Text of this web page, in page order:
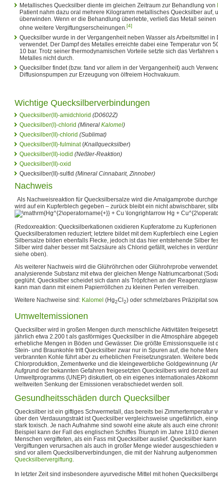
Metallisches Quecksilber diente im gleichen Zeitraum zur Behandlung von
Patient nahm dazu oral mehrere Kilogramm metallisches Quecksilber auf,
überwinden. Wenn er die Behandlung überlebte, verließ das Metall
ohne weitere Vergiftungserscheinungen.[4]
Quecksilber wurde in der Vergangenheit neben Wasser als Arbeitsmittel in
verwendet. Der Dampf des Metalles erreichte dabei eine Temperatur von
10 bar. Trotz seiner thermodynamischen Vorteile setzte sich das Verfahren
Metalles nicht durch.
Quecksilber findet (bzw. fand vor allem in der Vergangenheit) auch
Diffusionspumpen zur Erzeugung von ölfreiem Hochvakuum.
Wichtige Quecksilberverbindungen
Quecksilber(II)-amidchlorid (D0602Z)
Quecksilber(I)-chlorid (Mineral Kalomel)
Quecksilber(II)-chlorid (Sublimat)
Quecksilber(II)-fulminat(Knallquecksilber)
Quecksilber(II)-iodid (Neßler-Reaktion)
Quecksilber(II)-oxid
Quecksilber(II)-sulfid (Mineral Cinnabarit, Zinnober)
Nachweis
Als Nachweisreaktion für Quecksilbersalze wird die Amalgamprobe
wird auf ein Kupferblech gegeben – zurück bleibt ein nicht abwischbarer,
(Redoxreaktion: Quecksilberkationen oxidieren Kupferatome zu
Quecksilberatomen reduziert; letztere bildet mit dem Kupferblech eine
Silbersalze bilden ebenfalls Flecke, jedoch ist das hier entstehende Silber
Silber wird daher besser mit Salzsäure als Chlorid gefällt, welches in
siehe oben).
Als weiterer Nachweis wird die Glühröhrchen oder Glührohrprobe
analysierende Substanz mit etwa der gleichen Menge Natriumcarbonat
geglüht. Quecksilber scheidet sich dann als Tröpfchen an der
kann man dann mit einem Papierröllchen zu kleinen Perlen verreiben.
Weitere Nachweise sind: Kalomel (Hg2Cl 2) oder schmelzbares Präzipitat
Umweltemissionen
Quecksilber wird in großen Mengen durch menschliche Aktivitäten
jährlich etwa 2.200 t als gasförmiges Quecksilber in die Atmosphäre
erhebliche Mengen in Böden und Gewässer. Die größte Emissionsquelle ist
Stein- und Braunkohle tritt Quecksilber zwar nur in Spuren auf, die hohe
verbrannten Kohle führt aber zu erheblichen Freisetzungsraten. Weitere
Chlorproduktion, Zementwerke und die kleingewerbliche Goldgewinnung
Aufgrund der bekannten Gefahren freigesetzten Quecksilbers wird derzeit
Umweltprogramms (UNEP) diskutiert, ob ein eigenes internationales
weltweiten Senkung der Emissionen verabschiedet werden soll.
Gesundheitsschäden durch Quecksilber
Quecksilber ist ein giftiges Schwermetall, das bereits bei Zimmertemperatur
über den Verdauungstrakt ist Quecksilber vergleichsweise ungefährlich,
stark toxisch. Je nach Aufnahme sind sowohl eine akute als auch eine
Beispiel kann der Fall des englischen Schiffes Triumph im Jahre 1810
Menschen vergifteten, als ein Fass mit Quecksilber auslief. Quecksilber
Vergiftungen verursachen als auch in großer Menge wieder ausgeschieden
sind vor allem Quecksilberverbindungen, die mit der Nahrung
Quecksilbervergiftung
In letzter Zeit sind insbesondere ayurvedische Mittel mit hohen